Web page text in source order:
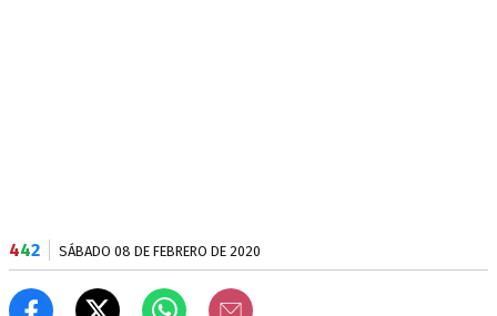
442 SÁBADO 08 DE FEBRERO DE 2020